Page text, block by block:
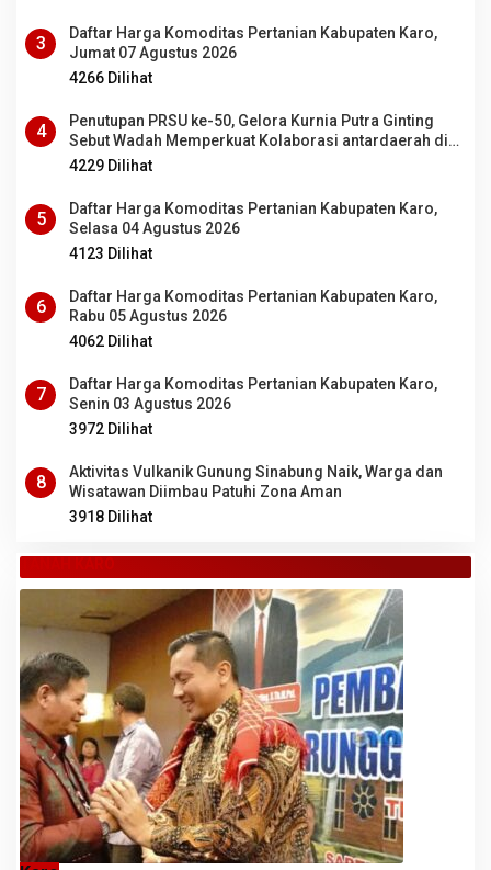
3
Daftar Harga Komoditas Pertanian Kabupaten Karo,
Jumat 07 Agustus 2026
4266 Dilihat
4
Penutupan PRSU ke-50, Gelora Kurnia Putra Ginting
Sebut Wadah Memperkuat Kolaborasi antardaerah di
Sumut
4229 Dilihat
5
Daftar Harga Komoditas Pertanian Kabupaten Karo,
Selasa 04 Agustus 2026
4123 Dilihat
6
Daftar Harga Komoditas Pertanian Kabupaten Karo,
Rabu 05 Agustus 2026
4062 Dilihat
7
Daftar Harga Komoditas Pertanian Kabupaten Karo,
Senin 03 Agustus 2026
3972 Dilihat
8
Aktivitas Vulkanik Gunung Sinabung Naik, Warga dan
Wisatawan Diimbau Patuhi Zona Aman
3918 Dilihat
TANAH KARO